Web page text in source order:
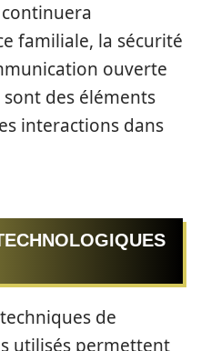
familiale, la sécurité
ouverte
des éléments
interactions dans
de
utilisés permettent